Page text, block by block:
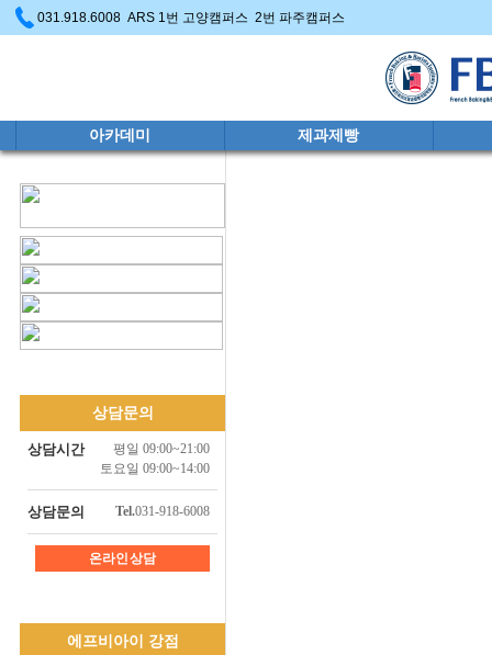
031.918.6008 ARS 1번 고양캠퍼스 2번 파주캠퍼스
아카데미 제과제빵
상담문의
상담시간
평일 09:00~21:00
토요일 09:00~14:00
상담문의 Tel.031-918-6008
온라인 상담
에프비아이 강점